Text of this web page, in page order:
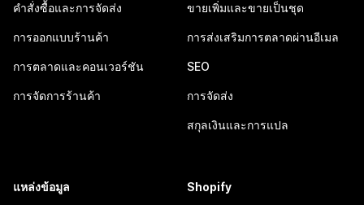
คำสั่งซื้อและการจัดส่ง
การออกแบบร้านค้า
การตลาดและคอนเวอร์ชัน
การจัดการร้านค้า
ขายเพิ่มและขายเป็นชุด
การส่งเสริมการตลาดผ่านอีเมล
SEO
การจัดส่ง
สกุลเงินและการแปล
แหล่งข้อมูล Shopify